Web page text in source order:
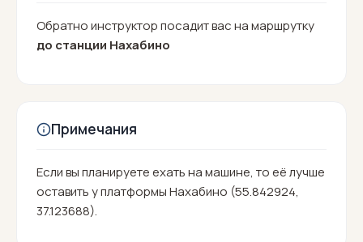
Обратно инструктор посадит вас на маршрутку
до станции Нахабино
Примечания
Если вы планируете ехать на машине, то её лучше
оставить у платформы Нахабино (55.842924,
37.123688).